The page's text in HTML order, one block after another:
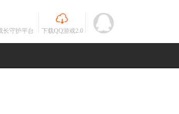
长守护平台 下载QQ游戏2.0